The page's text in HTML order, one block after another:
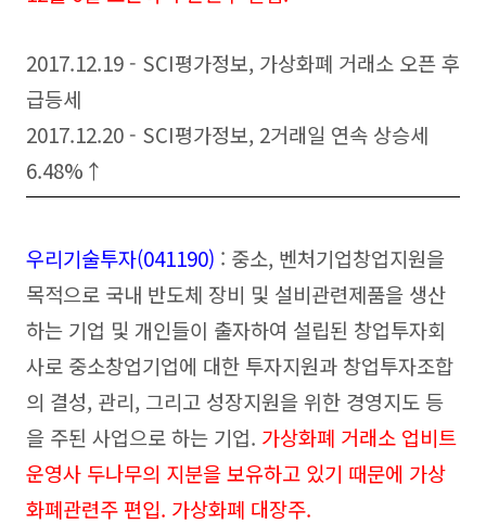
2017.12.19 - SCI평가정보, 가상화폐 거래소 오픈 후
급등세
2017.12.20 - SCI평가정보, 2거래일 연속 상승세
6.48%↑
우리기술투자(041190) : 중소, 벤처기업창업지원을
목적으로 국내 반도체 장비 및 설비관련제품을 생산
하는 기업 및 개인들이 출자하여 설립된 창업투자회
사로 중소창업기업에 대한 투자지원과 창업투자조합
의 결성, 관리, 그리고 성장지원을 위한 경영지도 등
을 주된 사업으로 하는 기업. 가상화폐 거래소 업비트
운영사 두나무의 지분을 보유하고 있기 때문에 가상
화폐관련주 편입. 가상화폐 대장주.